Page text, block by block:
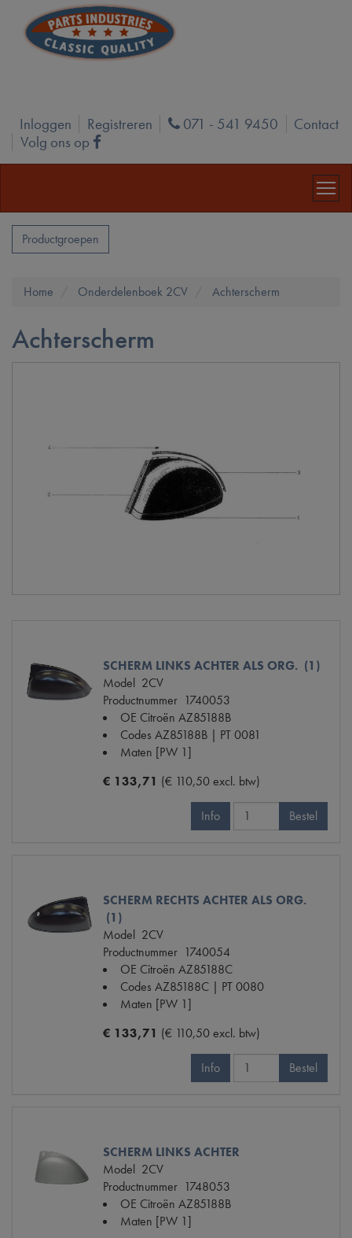
Inloggen Registreren Phone
071 - 541 9450
Contact
Volg ons op
Facebook
Productgroepen
Home Onderdelenboek 2CV Achterscherm
Achterscherm
SCHERM LINKS ACHTER ALS ORG. (1)
Model 2CV
Productnummer 1740053
OE Citroën AZ85188B
Codes AZ85188B | PT 0081
Maten [PW 1]
€ 133,71 (€ 110,50 excl. btw)
Info Bestel
SCHERM RECHTS ACHTER ALS ORG.
(1)
Model 2CV
Productnummer 1740054
OE Citroën AZ85188C
Codes AZ85188C | PT 0080
Maten [PW 1]
€ 133,71 (€ 110,50 excl. btw)
Info Bestel
SCHERM LINKS ACHTER
Model 2CV
Productnummer 1748053
OE Citroën AZ85188B
Maten [PW 1]